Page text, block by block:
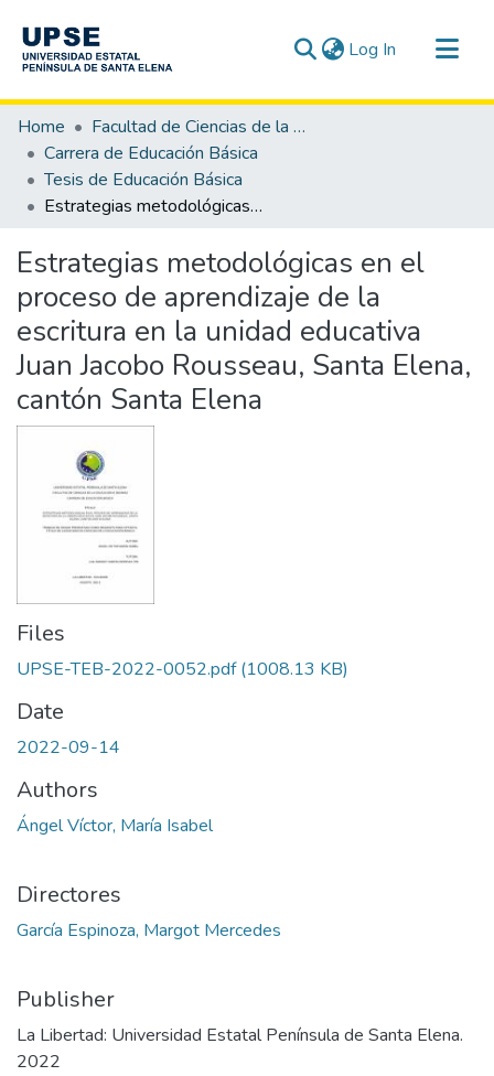
Log In (current)
Communities & Collections
All of DSpace
Statistics
Home
Facultad de Ciencias de la Educación e Idiomas
Carrera de Educación Básica
Tesis de Educación Básica
Estrategias metodológicas en el proceso de aprendizaje de la escritura en la unidad educativa Juan Jacobo Rousseau, Santa Elena, cantón Santa Elena
Estrategias metodológicas en el
proceso de aprendizaje de la
escritura en la unidad educativa
Juan Jacobo Rousseau, Santa Elena,
cantón Santa Elena
Files
UPSE-TEB-2022-0052.pdf(1008.13 KB)
Date
2022-09-14
Authors
Ángel Víctor, María Isabel
Directores
García Espinoza, Margot Mercedes
Publisher
La Libertad: Universidad Estatal Península de Santa Elena.
2022